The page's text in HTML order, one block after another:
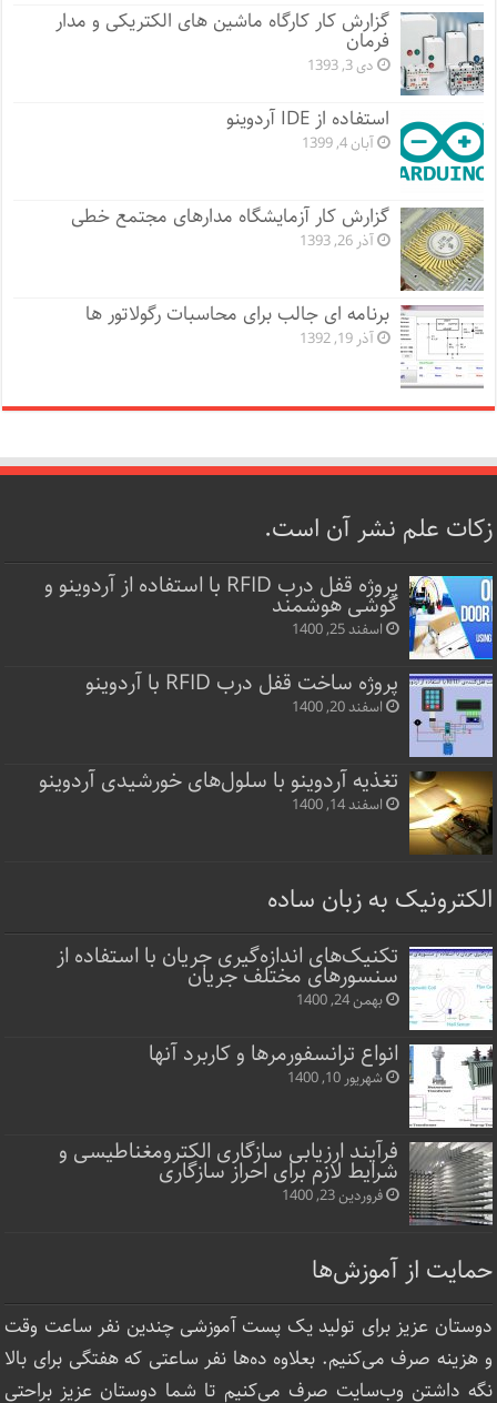
گزارش کار کارگاه ماشین های الکتریکی و مدار
فرمان
دی 3, 1393
استفاده از IDE آردوینو
آبان 4, 1399
گزارش کار آزمایشگاه مدارهای مجتمع خطی
آذر 26, 1393
برنامه ای جالب برای محاسبات رگولاتور ها
آذر 19, 1392
زکات علم نشر آن است.
پروژه قفل‌ درب RFID با استفاده از آردوینو و
گوشی هوشمند
اسفند 25, 1400
پروژه ساخت قفل‌ درب RFID با آردوینو
اسفند 20, 1400
تغذیه آردوینو با سلول‌های خورشیدی آردوینو
اسفند 14, 1400
الکترونیک به زبان ساده
تکنیک‌های اندازه‌گیری جریان با استفاده از
سنسورهای مختلف جریان
بهمن 24, 1400
انواع ترانسفورمرها و کاربرد آنها
شهریور 10, 1400
فرآیند ارزیابی سازگاری الکترومغناطیسی و
شرایط لازم برای احراز سازگاری
فروردین 23, 1400
حمایت از آموزش‌ها
دوستان عزیز برای تولید یک پست آموزشی چندین نفر ساعت‌ وقت
و هزینه صرف می‌کنیم. بعلاوه ده‌ها نفر ساعتی که هفتگی برای بالا
نگه داشتن وب‌سایت صرف ‌می‌کنیم تا شما دوستان عزیز براحتی